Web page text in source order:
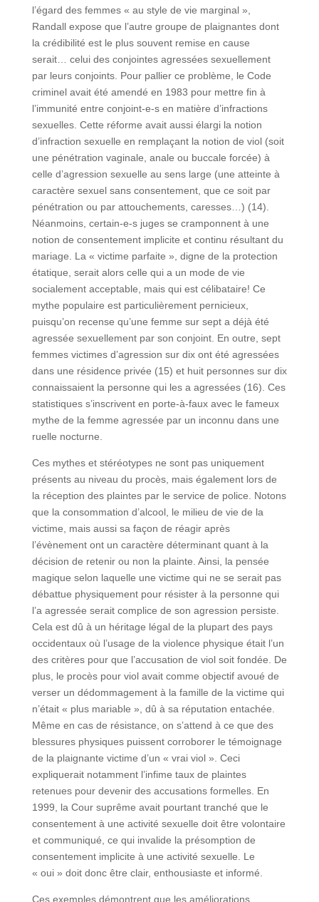
l’égard des femmes « au style de vie marginal »,
Randall expose que l’autre groupe de plaignantes dont
la crédibilité est le plus souvent remise en cause
serait… celui des conjointes agressées sexuellement
par leurs conjoints. Pour pallier ce problème, le Code
criminel avait été amendé en 1983 pour mettre fin à
l’immunité entre conjoint-e-s en matière d’infractions
sexuelles. Cette réforme avait aussi élargi la notion
d’infraction sexuelle en remplaçant la notion de viol (soit
une pénétration vaginale, anale ou buccale forcée) à
celle d’agression sexuelle au sens large (une atteinte à
caractère sexuel sans consentement, que ce soit par
pénétration ou par attouchements, caresses…) (14).
Néanmoins, certain-e-s juges se cramponnent à une
notion de consentement implicite et continu résultant du
mariage. La « victime parfaite », digne de la protection
étatique, serait alors celle qui a un mode de vie
socialement acceptable, mais qui est célibataire! Ce
mythe populaire est particulièrement pernicieux,
puisqu’on recense qu’une femme sur sept a déjà été
agressée sexuellement par son conjoint. En outre, sept
femmes victimes d’agression sur dix ont été agressées
dans une résidence privée (15) et huit personnes sur dix
connaissaient la personne qui les a agressées (16). Ces
statistiques s’inscrivent en porte-à-faux avec le fameux
mythe de la femme agressée par un inconnu dans une
ruelle nocturne.
Ces mythes et stéréotypes ne sont pas uniquement
présents au niveau du procès, mais également lors de
la réception des plaintes par le service de police. Notons
que la consommation d’alcool, le milieu de vie de la
victime, mais aussi sa façon de réagir après
l’évènement ont un caractère déterminant quant à la
décision de retenir ou non la plainte. Ainsi, la pensée
magique selon laquelle une victime qui ne se serait pas
débattue physiquement pour résister à la personne qui
l’a agressée serait complice de son agression persiste.
Cela est dû à un héritage légal de la plupart des pays
occidentaux où l’usage de la violence physique était l’un
des critères pour que l’accusation de viol soit fondée. De
plus, le procès pour viol avait comme objectif avoué de
verser un dédommagement à la famille de la victime qui
n’était « plus mariable », dû à sa réputation entachée.
Même en cas de résistance, on s’attend à ce que des
blessures physiques puissent corroborer le témoignage
de la plaignante victime d’un « vrai viol ». Ceci
expliquerait notamment l’infime taux de plaintes
retenues pour devenir des accusations formelles. En
1999, la Cour suprême avait pourtant tranché que le
consentement à une activité sexuelle doit être volontaire
et communiqué, ce qui invalide la présomption de
consentement implicite à une activité sexuelle. Le
« oui » doit donc être clair, enthousiaste et informé.
Ces exemples démontrent que les améliorations